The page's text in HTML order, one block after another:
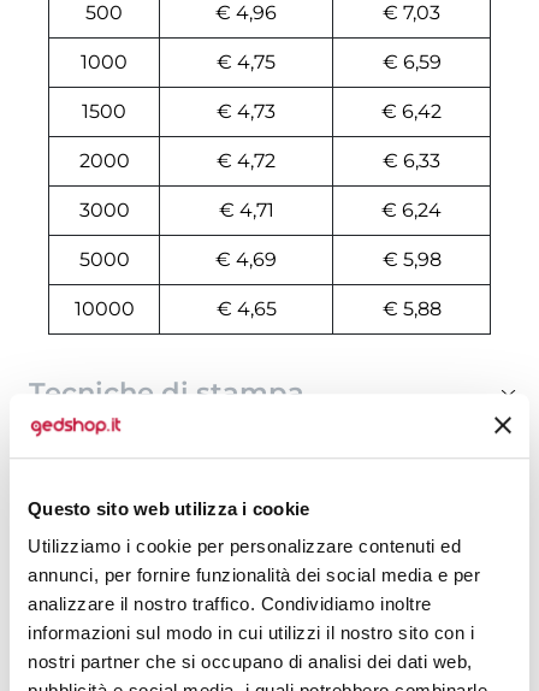
Questo sito web utilizza i cookie
Utilizziamo i cookie per personalizzare contenuti ed
annunci, per fornire funzionalità dei social media e per
analizzare il nostro traffico. Condividiamo inoltre
informazioni sul modo in cui utilizzi il nostro sito con i
nostri partner che si occupano di analisi dei dati web,
500 € 4,96 € 7,03
1000 € 4,75 € 6,59
1500 € 4,73 € 6,42
2000 € 4,72 € 6,33
3000 € 4,71 € 6,24
5000 € 4,69 € 5,98
10000 € 4,65 € 5,88
Tecniche di stampa
Area di personalizzazione
Domande e risposte
Prodotti alternativi